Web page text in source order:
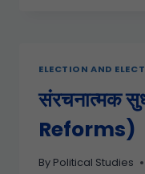
ELECTION AND
संरचनात्मक
Reforms)
By Political Studies